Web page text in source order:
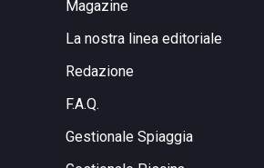
Magazine
La nostra linea editoriale
Redazione
F.A.Q.
Gestionale Spiaggia